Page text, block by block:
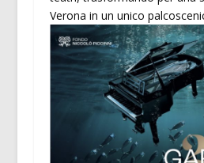
Verona in un unico